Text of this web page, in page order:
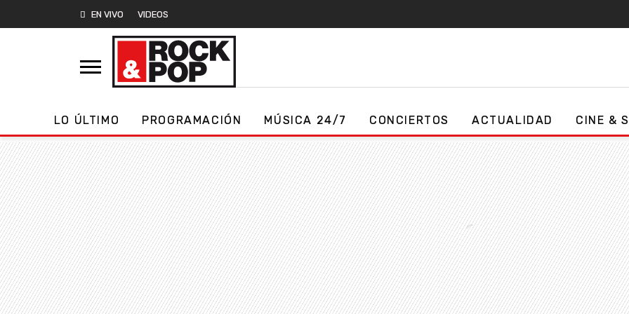
EN VIVO VIDEOS
LO ÚLTIMO PROGRAMACIÓN MÚSICA 24/7 CONCIERTOS ACTUALIDAD CINE &